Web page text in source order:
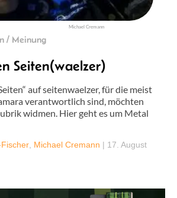
Michael Cremann
/ Meinung
Seiten(waelzer)
auf seitenwaelzer, für die meist
verantwortlich sind, möchten
widmen. Hier geht es um Metal
, Michael Cremann | 17. August